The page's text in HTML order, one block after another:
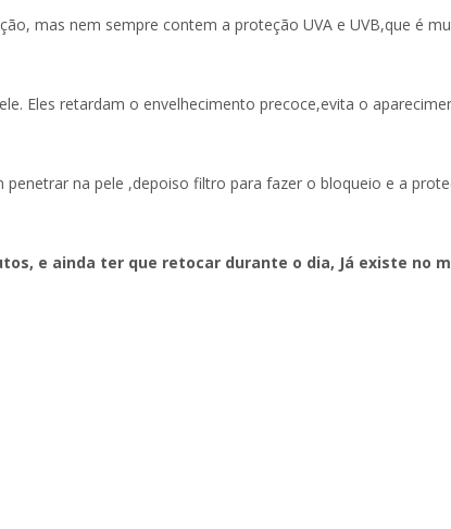
mas nem sempre contem a proteção UVA e UVB,que é
Eles retardam o envelhecimento precoce,evita o
na pele ,depoiso filtro para fazer o bloqueio e a
e ainda ter que retocar durante o dia, Já existe no